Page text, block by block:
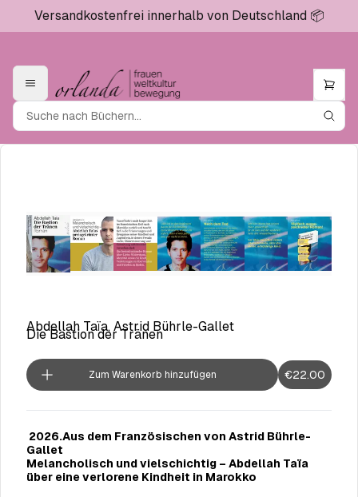
Versandkostenfrei innerhalb von Deutschland 📦
Abdellah Taïa, Astrid Bührle-Gallet
Die Bastion der Tränen
Zum Warenkorb hinzufügen €22.00
2026.Aus dem Französischen von Astrid Bührle-
Gallet
Melancholisch und vielschichtig – Abdellah Taïa
über eine verlorene Kindheit in Marokko